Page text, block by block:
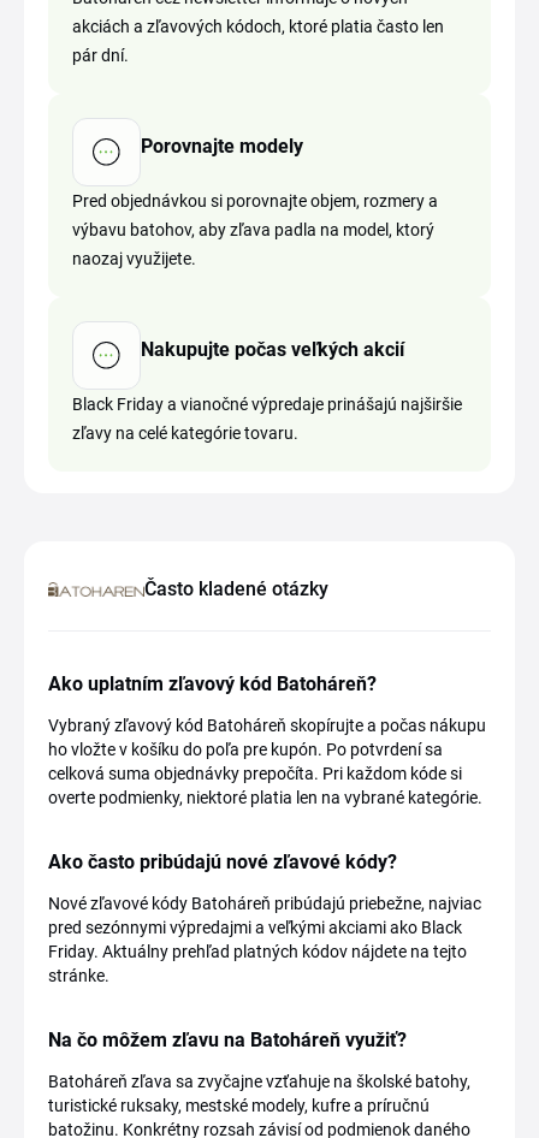
akciách a zľavových kódoch, ktoré platia často len
pár dní.
Porovnajte modely
Pred objednávkou si porovnajte objem, rozmery a
výbavu batohov, aby zľava padla na model, ktorý
naozaj využijete.
Nakupujte počas veľkých akcií
Black Friday a vianočné výpredaje prinášajú najširšie
zľavy na celé kategórie tovaru.
Často kladené otázky
Ako uplatním zľavový kód Batoháreň?
Vybraný zľavový kód Batoháreň skopírujte a počas nákupu
ho vložte v košíku do poľa pre kupón. Po potvrdení sa
celková suma objednávky prepočíta. Pri každom kóde si
overte podmienky, niektoré platia len na vybrané kategórie.
Ako často pribúdajú nové zľavové kódy?
Nové zľavové kódy Batoháreň pribúdajú priebežne, najviac
pred sezónnymi výpredajmi a veľkými akciami ako Black
Friday. Aktuálny prehľad platných kódov nájdete na tejto
stránke.
Na čo môžem zľavu na Batoháreň využiť?
Batoháreň zľava sa zvyčajne vzťahuje na školské batohy,
turistické ruksaky, mestské modely, kufre a príručnú
batožinu. Konkrétny rozsah závisí od podmienok daného